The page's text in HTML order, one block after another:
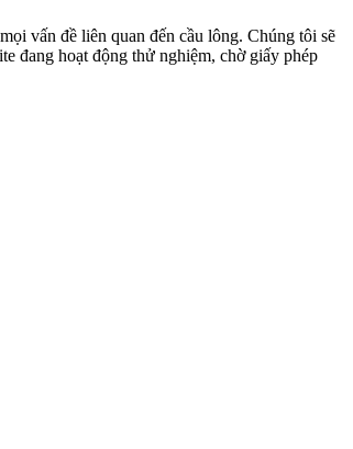
vấn đề liên quan đến cầu lông. Chúng tôi sẽ
đang hoạt động thử nghiệm, chờ giấy phép